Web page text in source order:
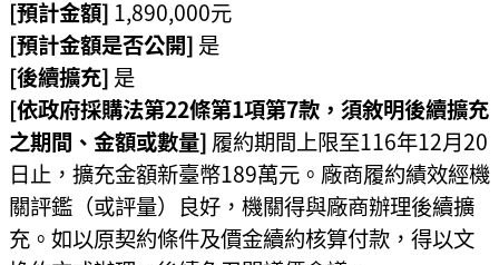
俱
垃
圾
清
運
民
眾
[預計金額] 1,890,000元
[預計金額是否公開] 是
[後續擴充] 是
[依政府採購法第22條第1項第7款，須敘明後續擴充
之期間、金額或數量] 履約期間上限至116年12月20
日止，擴充金額新臺幣189萬元。廠商履約績效經機
關評鑑（或評量）良好，機關得與廠商辦理後續擴
充。如以原契約條件及價金續約核算付款，得以文